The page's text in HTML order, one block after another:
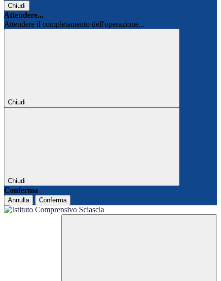
Chiudi
Attendere...
Attendere il completamento dell'operazione...
Chiudi
Chiudi
Conferma
Annulla Conferma